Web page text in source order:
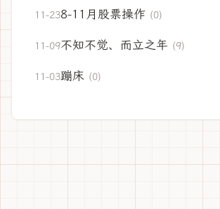
11-238-11月股票操作 (0)
11-09不知不觉、而立之年 (9)
11-03蹦床 (0)